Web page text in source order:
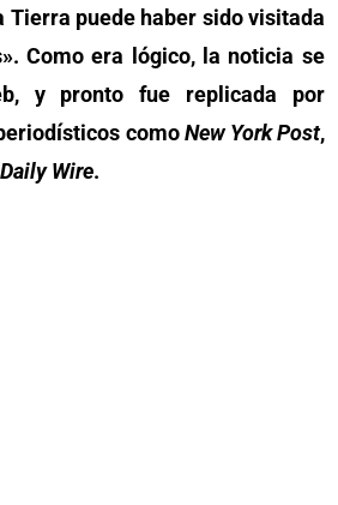
Tierra puede haber sido visitada
Como era lógico, la noticia se
y pronto fue replicada por
comoNew York Post,
Wire.